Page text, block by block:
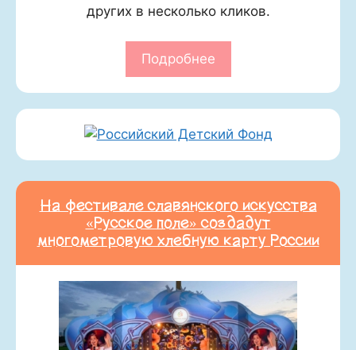
других в несколько кликов.
Подробнее
На фестивале славянского искусства
«Русское поле» создадут
многометровую хлебную карту России